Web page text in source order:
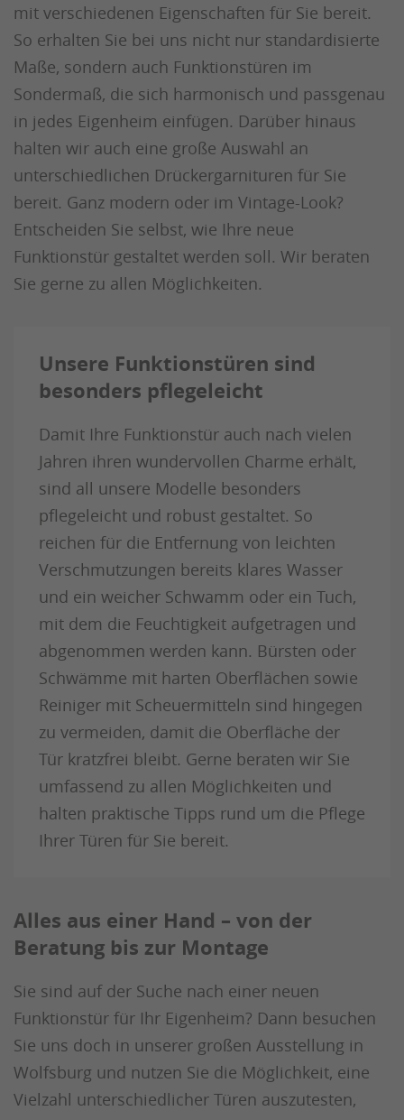
mit verschiedenen Eigenschaften für Sie bereit.
So erhalten Sie bei uns nicht nur standardisierte
Maße, sondern auch Funktionstüren im
Sondermaß, die sich harmonisch und passgenau
in jedes Eigenheim einfügen. Darüber hinaus
halten wir auch eine große Auswahl an
unterschiedlichen Drückergarnituren für Sie
bereit. Ganz modern oder im Vintage-Look?
Entscheiden Sie selbst, wie Ihre neue
Funktionstür gestaltet werden soll. Wir beraten
Sie gerne zu allen Möglichkeiten.
Unsere Funktionstüren sind
besonders pflegeleicht
Damit Ihre Funktionstür auch nach vielen
Jahren ihren wundervollen Charme erhält,
sind all unsere Modelle besonders
pflegeleicht und robust gestaltet. So
reichen für die Entfernung von leichten
Verschmutzungen bereits klares Wasser
und ein weicher Schwamm oder ein Tuch,
mit dem die Feuchtigkeit aufgetragen und
abgenommen werden kann. Bürsten oder
Schwämme mit harten Oberflächen sowie
Reiniger mit Scheuermitteln sind hingegen
zu vermeiden, damit die Oberfläche der
Tür kratzfrei bleibt. Gerne beraten wir Sie
umfassend zu allen Möglichkeiten und
halten praktische Tipps rund um die Pflege
Ihrer Türen für Sie bereit.
Alles aus einer Hand – von der
Beratung bis zur Montage
Sie sind auf der Suche nach einer neuen
Funktionstür für Ihr Eigenheim? Dann besuchen
Sie uns doch in unserer großen Ausstellung in
Wolfsburg und nutzen Sie die Möglichkeit, eine
Vielzahl unterschiedlicher Türen auszutesten,